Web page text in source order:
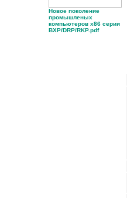
Новое поколение
промышленых
компьютеров x86 серии
BXP/DRP/RKP.pdf